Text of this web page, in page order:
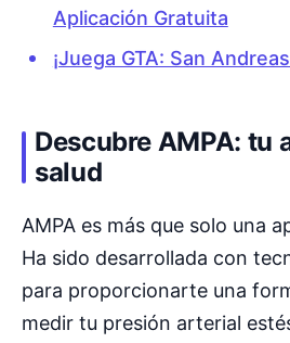
Aplicación Gratuita
¡Juega GTA: San
Descubre AMPA: tu
salud
AMPA es más que solo una
Ha sido desarrollada con
para proporcionarte una
medir tu presión arterial